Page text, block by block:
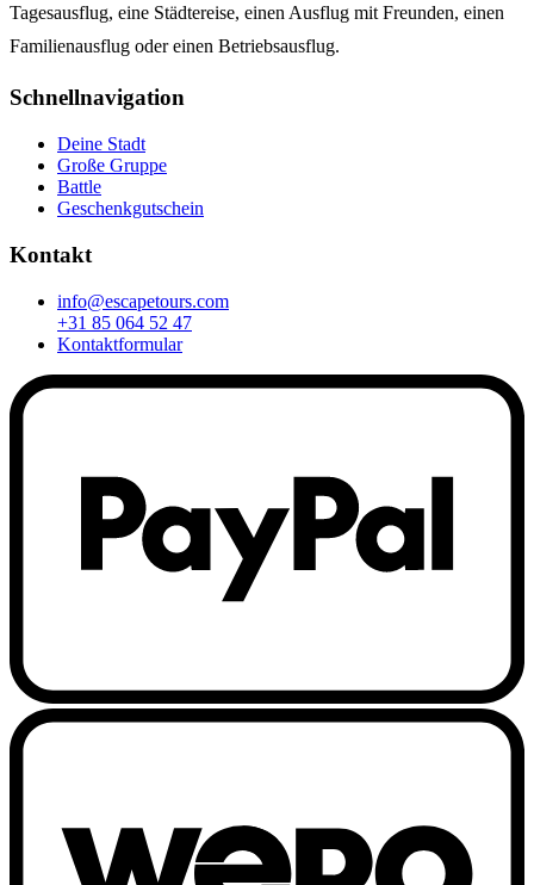
Tagesausflug, eine Städtereise, einen Ausflug mit Freunden, einen
Familienausflug oder einen Betriebsausflug.
Schnellnavigation
Deine Stadt
Große Gruppe
Battle
Geschenkgutschein
Kontakt
info@escapetours.com
+31 85 064 52 47
Kontaktformular